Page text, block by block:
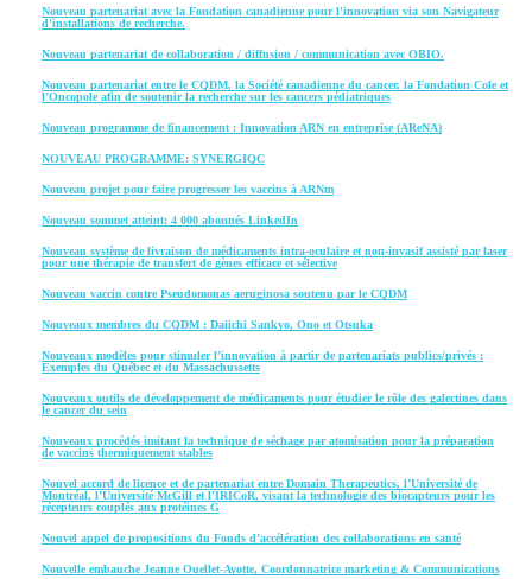
Nouveau partenariat avec la Fondation canadienne pour l'innovation via son Navigateur
d'installations de recherche.
Nouveau partenariat de collaboration / diffusion / communication avec OBIO.
Nouveau partenariat entre le CQDM, la Société canadienne du cancer, la Fondation Cole et
l’Oncopole afin de soutenir la recherche sur les cancers pédiatriques
Nouveau programme de financement : Innovation ARN en entreprise (AReNA)
NOUVEAU PROGRAMME: SYNERGIQC
Nouveau projet pour faire progresser les vaccins à ARNm
Nouveau sommet atteint: 4 000 abonnés LinkedIn
Nouveau système de livraison de médicaments intra-oculaire et non-invasif assisté par laser
pour une thérapie de transfert de gènes efficace et sélective
Nouveau vaccin contre Pseudomonas aeruginosa soutenu par le CQDM
Nouveaux membres du CQDM : Daiichi Sankyo, Ono et Otsuka
Nouveaux modèles pour stimuler l’innovation à partir de partenariats publics/privés :
Exemples du Québec et du Massachussetts
Nouveaux outils de développement de médicaments pour étudier le rôle des galectines dans
le cancer du sein
Nouveaux procédés imitant la technique de séchage par atomisation pour la préparation
de vaccins thermiquement stables
Nouvel accord de licence et de partenariat entre Domain Therapeutics, l’Université de
Montréal, l’Université McGill et l’IRICoR, visant la technologie des biocapteurs pour les
récepteurs couplés aux protéines G
Nouvel appel de propositions du Fonds d’accélération des collaborations en santé
Nouvelle embauche Jeanne Ouellet-Ayotte, Coordonnatrice marketing & Communications